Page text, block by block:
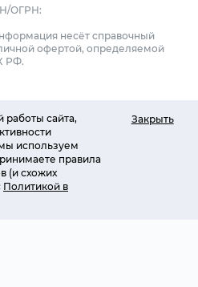
ОГРН:
несёт справочный
офертой, определяемой
РФ.
Закрыть
работы сайта,
используем
правила
(и схожих
Политикой в